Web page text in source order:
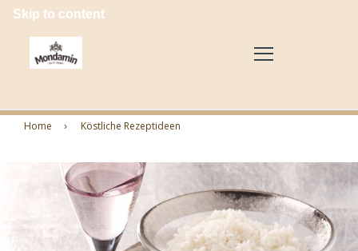
Skip to content
Home Köstliche Rezeptideen